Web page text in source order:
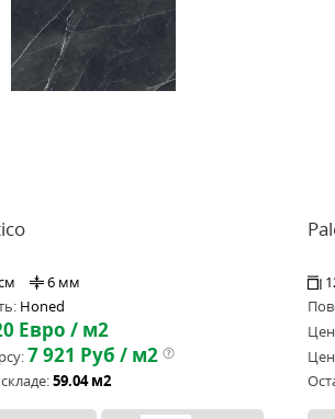
6 мм
Honed
Евро / м2
7 921 Руб / м2
59.04 м2